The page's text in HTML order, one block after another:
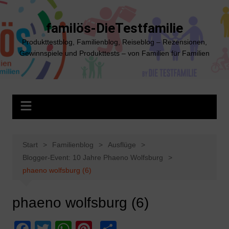
Zum
springen
familös-DieTestfamilie
Produkttestblog, Familienblog, Reiseblog – Rezensionen,
Gewinnspiele und Produkttests – von Familien für Familien
Start Familienblog
Ausflüge
Blogger-Event: 10 Jahre Phaeno Wolfsburg
phaeno wolfsburg (6)
phaeno wolfsburg (6)